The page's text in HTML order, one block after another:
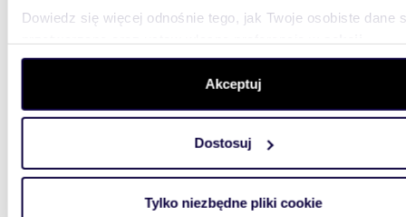
Dowiedz się więcej odnośnie tego, jak Twoje osobiste dane
szczegółów. W Deklaracji plików cookie możesz zmienić
wycofać swoją zgodę w dowolnej chwili.
aby oferować funkcje społecznościowe i analizować ruch w
witrynie. Informacje o tym, jak korzystasz z naszej witryny,
analitycznym. Partnerzy mogą połączyć te informacje z
Akceptuj
Dostosuj
Tylko niezbędne pliki cookie